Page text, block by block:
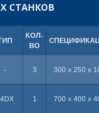
СТАНКОВ
КОЛ-
ВО
- 3 300 x 250 x
1 700 x 400 x